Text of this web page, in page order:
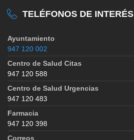
TELÉFONOS DE INTERÉS
Ayuntamiento
947 120 002
Centro de Salud Citas
947 120 588
Centro de Salud Urgencias
947 120 483
Farmacia
947 120 398
Correos